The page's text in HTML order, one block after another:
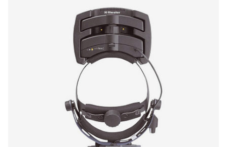
политикой конфиденциальности